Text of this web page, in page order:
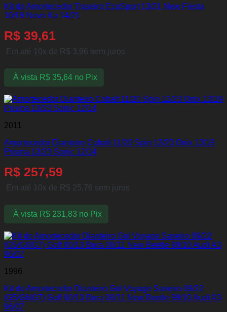
Kit do Amortecedor Traseiro EcoSport 13/21 New Fiesta
10/19 Novo Ka 14/21
R$ 39,61
Em até 10x de R$ 3,96 sem juros
À vista R$35,64 no Pix
2011
Amortecedor Dianteiro Cobalt 11/20 Spin 12/23 Onix 13/19
Prisma 13/23 Sonic 12/14
R$ 257,59
Em até 10x de R$ 25,76 sem juros
À vista R$231,83 no Pix
1996
Kit do Amortecedor Dianteiro Gol Voyage Saveiro 09/22
(G5/G6/G7) Golf 00/13 Bora 00/11 New Beetle 99/10 Audi A3
96/07